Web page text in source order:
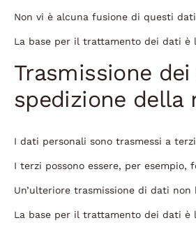
Non vi è alcuna fusione di questi
La base per il trattamento dei dati è
Trasmissione
spedizione della
I dati personali sono trasmessi a
I terzi possono essere, per
Un’ulteriore trasmissione di dati
La base per il trattamento dei dati è